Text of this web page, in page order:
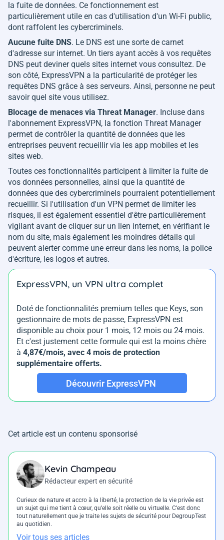
la fuite de données. Ce fonctionnement est
particulièrement utile en cas d'utilisation d'un Wi-Fi public,
dont raffolent les cybercriminels.
Aucune fuite DNS. Le DNS est une sorte de carnet
d'adresse sur internet. Un tiers ayant accès à vos requêtes
DNS peut deviner quels sites internet vous consultez. De
son côté, ExpressVPN a la particularité de protéger les
requêtes DNS grâce à ses serveurs. Ainsi, personne ne peut
savoir quel site vous utilisez.
Blocage de menaces via Threat Manager. Incluse dans
l'abonnement ExpressVPN, la fonction Threat Manager
permet de contrôler la quantité de données que les
entreprises peuvent recueillir via les app mobiles et les
sites web.
Toutes ces fonctionnalités participent à limiter la fuite de
vos données personnelles, ainsi que la quantité de
données que des cybercriminels pourraient potentiellement
recueillir. Si l'utilisation d'un VPN permet de limiter les
risques, il est également essentiel d'être particulièrement
vigilant avant de cliquer sur un lien internet, en vérifiant le
nom du site, mais également les moindres détails qui
peuvent alerter comme une erreur dans les noms, la police
d'écriture, les logos et autres.
ExpressVPN, un VPN ultra complet
Doté de fonctionnalités premium telles que Keys, son
gestionnaire de mots de passe, ExpressVPN est
disponible au choix pour 1 mois, 12 mois ou 24 mois.
Et c'est justement cette formule qui est la moins chère
à 4,87€/mois, avec 4 mois de protection
supplémentaire offerts.
Découvrir ExpressVPN
Cet article est un contenu sponsorisé
Kevin Champeau
Rédacteur expert en sécurité
Curieux de nature et accro à la liberté, la protection de la vie privée est
un sujet qui me tient à cœur, qu’elle soit réelle ou virtuelle. C’est donc
tout naturellement que je traite les sujets de sécurité pour DegroupTest
au quotidien.
Voir tous ses articles